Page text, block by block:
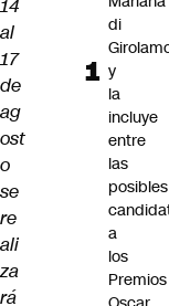
14
al
17
de
ag
ost
o
se
re
ali
za
rá
di
y
la
incluye
entre
las
posibles
a
los
Premios